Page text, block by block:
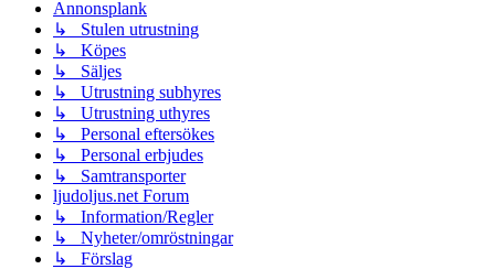
Annonsplank
↳ Stulen utrustning
↳ Köpes
↳ Säljes
↳ Utrustning subhyres
↳ Utrustning uthyres
↳ Personal eftersökes
↳ Personal erbjudes
↳ Samtransporter
ljudoljus.net Forum
↳ Information/Regler
↳ Nyheter/omröstningar
↳ Förslag